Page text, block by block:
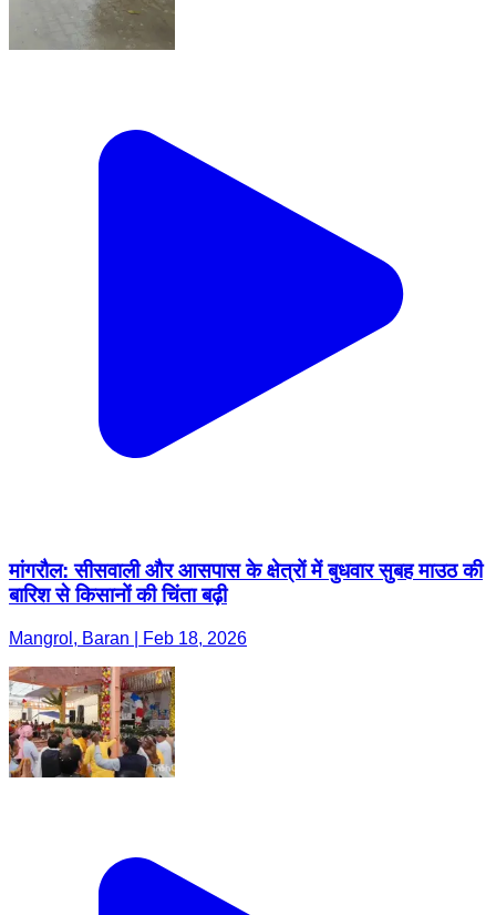
मांगरौल: सीसवाली और आसपास के क्षेत्रों में बुधवार सुबह माउठ की
बारिश से किसानों की चिंता बढ़ी
Mangrol, Baran | Feb 18, 2026